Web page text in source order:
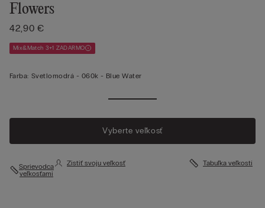
Flowers
42,90 €
Mix&Match 3+1 ZADARMO
Farba: Svetlomodrá - 060k - Blue Water
Vyberte veľkosť
Sprievodca
veľkosťami
Zistiť svoju veľkosť Tabuľka veľkostí